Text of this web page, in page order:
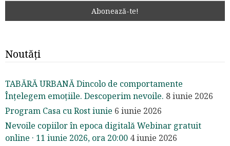
Noutăți
TABĂRĂ URBANĂ Dincolo de comportamente
Înțelegem emoțiile. Descoperim nevoile. 8 iunie 2026
Program Casa cu Rost iunie 6 iunie 2026
Nevoile copiilor în epoca digitală Webinar gratuit
online · 11 iunie 2026, ora 20:00 4 iunie 2026